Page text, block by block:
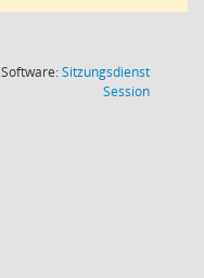
Software:Sitzungsdienst
Session(Wird in